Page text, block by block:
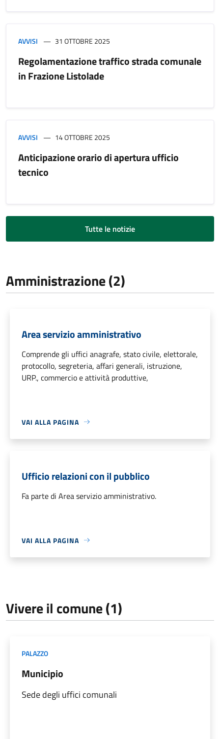
AVVISI 31 OTTOBRE 2025
Regolamentazione traffico strada comunale
in Frazione Listolade
AVVISI 14 OTTOBRE 2025
Anticipazione orario di apertura ufficio
tecnico
Tutte le notizie
Amministrazione (2)
Area servizio amministrativo
Comprende gli uffici anagrafe, stato civile, elettorale,
protocollo, segreteria, affari generali, istruzione,
URP., commercio e attività produttive,
VAI ALLA PAGINA
Ufficio relazioni con il pubblico
Fa parte di Area servizio amministrativo.
VAI ALLA PAGINA
Vivere il comune (1)
PALAZZO
Municipio
Sede degli uffici comunali